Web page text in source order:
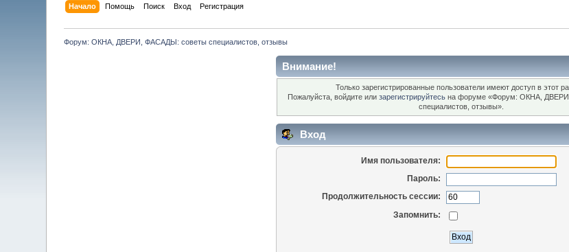
Начало Помощь Поиск Вход Регистрация
Форум: ОКНА, ДВЕРИ, ФАСАДЫ: советы специалистов, отзывы
Внимание!
Только зарегистрированные пользователи имеют доступ в этот
Пожалуйста, войдите или зарегистрируйтесь на форуме «Форум: ОКНА,
специалистов, отзывы».
Вход
Имя пользователя:
Пароль:
Продолжительность сессии:
Запомнить: